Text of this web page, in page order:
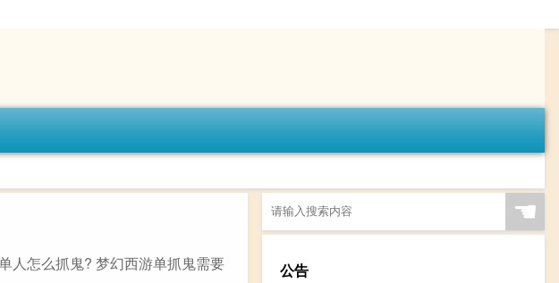
人怎么抓鬼? 梦幻西游单抓鬼需要
☚
公告